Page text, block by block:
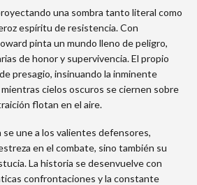
una sombra tanto literal como
espíritu de resistencia. Con
pinta un mundo lleno de peligro,
de honor y supervivencia. El propio
presagio, insinuando la inminente
cielos oscuros se ciernen sobre
flotan en el aire.
se une a los valientes defensores,
en el combate, sino también su
La historia se desenvuelve con
confrontaciones y la constante